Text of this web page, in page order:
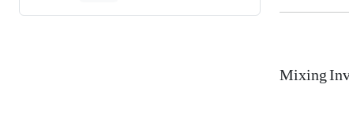
Mixing